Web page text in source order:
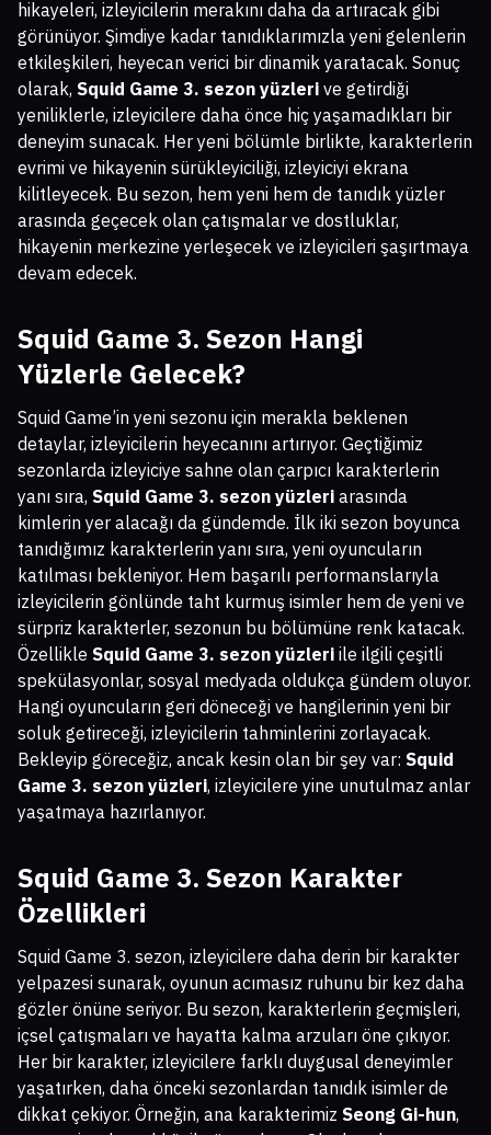
hikayeleri, izleyicilerin merakını daha da artıracak gibi
görünüyor. Şimdiye kadar tanıdıklarımızla yeni gelenlerin
etkileşkileri, heyecan verici bir dinamik yaratacak. Sonuç
olarak, Squid Game 3. sezon yüzleri ve getirdiği
yeniliklerle, izleyicilere daha önce hiç yaşamadıkları bir
deneyim sunacak. Her yeni bölümle birlikte, karakterlerin
evrimi ve hikayenin sürükleyiciliği, izleyiciyi ekrana
kilitleyecek. Bu sezon, hem yeni hem de tanıdık yüzler
arasında geçecek olan çatışmalar ve dostluklar,
hikayenin merkezine yerleşecek ve izleyicileri şaşırtmaya
devam edecek.
Squid Game 3. Sezon Hangi
Yüzlerle Gelecek?
Squid Game’in yeni sezonu için merakla beklenen
detaylar, izleyicilerin heyecanını artırıyor. Geçtiğimiz
sezonlarda izleyiciye sahne olan çarpıcı karakterlerin
yanı sıra, Squid Game 3. sezon yüzleri arasında
kimlerin yer alacağı da gündemde. İlk iki sezon boyunca
tanıdığımız karakterlerin yanı sıra, yeni oyuncuların
katılması bekleniyor. Hem başarılı performanslarıyla
izleyicilerin gönlünde taht kurmuş isimler hem de yeni ve
sürpriz karakterler, sezonun bu bölümüne renk katacak.
Özellikle Squid Game 3. sezon yüzleri ile ilgili çeşitli
spekülasyonlar, sosyal medyada oldukça gündem oluyor.
Hangi oyuncuların geri döneceği ve hangilerinin yeni bir
soluk getireceği, izleyicilerin tahminlerini zorlayacak.
Bekleyip göreceğiz, ancak kesin olan bir şey var: Squid
Game 3. sezon yüzleri, izleyicilere yine unutulmaz anlar
yaşatmaya hazırlanıyor.
Squid Game 3. Sezon Karakter
Özellikleri
Squid Game 3. sezon, izleyicilere daha derin bir karakter
yelpazesi sunarak, oyunun acımasız ruhunu bir kez daha
gözler önüne seriyor. Bu sezon, karakterlerin geçmişleri,
içsel çatışmaları ve hayatta kalma arzuları öne çıkıyor.
Her bir karakter, izleyicilere farklı duygusal deneyimler
yaşatırken, daha önceki sezonlardan tanıdık isimler de
dikkat çekiyor. Örneğin, ana karakterimiz Seong Gi-hun,